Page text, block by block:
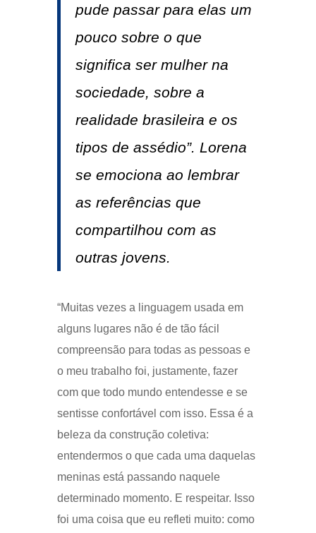
pude passar para elas um
pouco sobre o que
significa ser mulher na
sociedade, sobre a
realidade brasileira e os
tipos de assédio”. Lorena
se emociona ao lembrar
as referências que
compartilhou com as
outras jovens.
“Muitas vezes a linguagem usada em
alguns lugares não é de tão fácil
compreensão para todas as pessoas e
o meu trabalho foi, justamente, fazer
com que todo mundo entendesse e se
sentisse confortável com isso. Essa é a
beleza da construção coletiva:
entendermos o que cada uma daquelas
meninas está passando naquele
determinado momento. E respeitar. Isso
foi uma coisa que eu refleti muito: como